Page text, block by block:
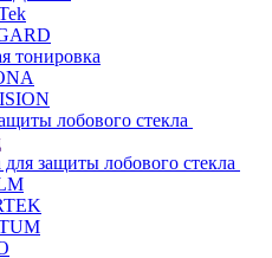
тонировка
лобового стекла
защиты лобового стекла